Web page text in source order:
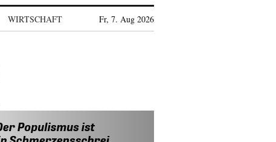
WIRTSCHAFT Fr, 7. Aug 2026